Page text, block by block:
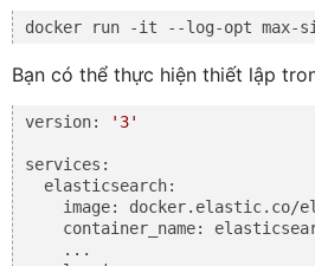
docker run -it --log-opt max-
Bạn có thể thực hiện thiết lập
version: '3'
services:
  elasticsearch:
image: docker.elastic.co/
container_name:
    ...